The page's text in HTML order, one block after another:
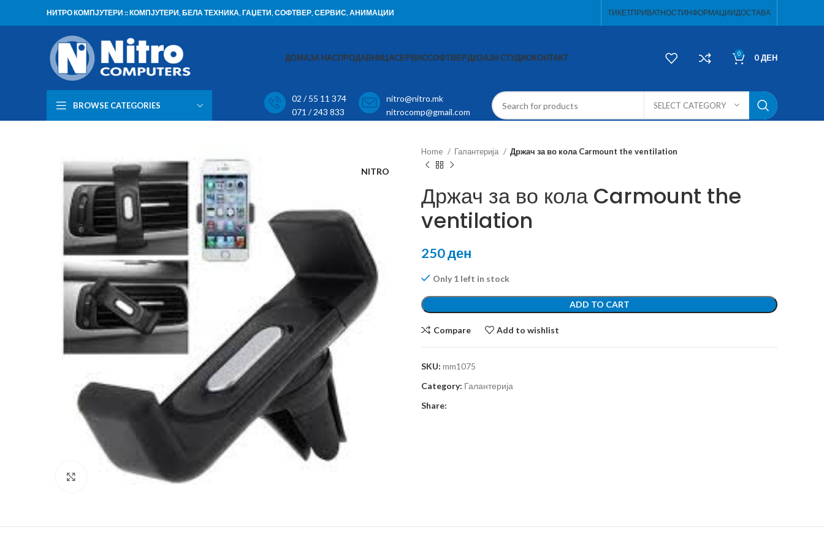
НИТРО КОМПЈУТЕРИ :: КОМПЈУТЕРИ, БЕЛА ТЕХНИКА, ГАЏЕТИ, СОФТВЕР, СЕРВИС, АНИМАЦИИ ТИКЕТПРИВАТНОСТИНФОРМАЦИИДОСТАВА
ДОМАЗА НАСПРОДАВНИЦАСЕРВИССОФТВЕРДИЗАЈН СТУДИОКОНТАКТ 0 0ДЕН
BROWSE CATEGORIES
02 / 55 11 374
071 / 243 833
nitro@nitro.mk
nitrocomp@gmail.com
SELECT CATEGORY
NITRO
Click to enlarge
Home Галантерија Држач за во кола Carmount the ventilation
Држач за во кола Carmount the
ventilation
250ден
Only 1 left in stock
ADD TO CART
Compare Add to wishlist
SKU: mm1075
Category: Галантерија
Share: